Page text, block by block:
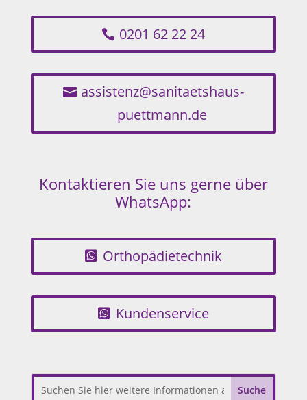
0201 62 22 24
assistenz@sanitaetshaus-
puettmann.de
Kontaktieren Sie uns gerne über
WhatsApp:
Orthopädietechnik
Kundenservice